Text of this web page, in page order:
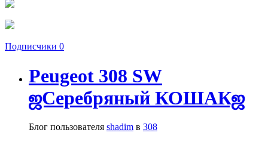
Подписчики 0
Peugeot 308 SW
ஜСеребряный КОШАКஜ
Блог пользователя shadim в 308